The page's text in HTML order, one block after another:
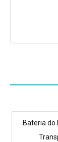
Bateria do